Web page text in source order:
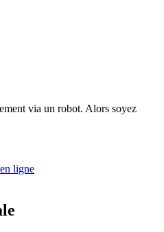
via un robot. Alors soyez
ligne